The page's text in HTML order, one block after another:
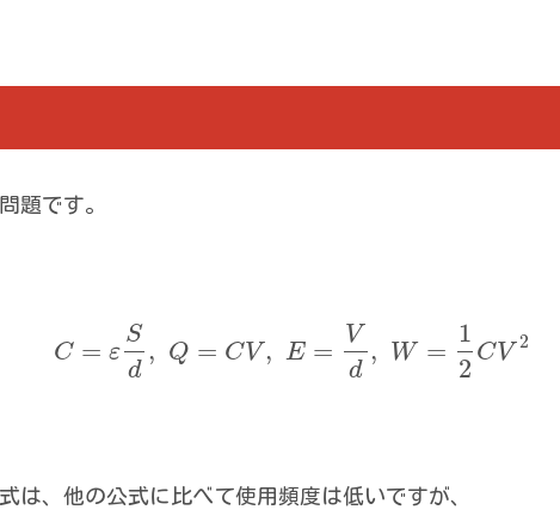
題です。
C = ε
S
d
, Q = CV , E =
V
d
, W =
1
2
CV 2
は、他の公式に比べて使用頻度は低いですが、